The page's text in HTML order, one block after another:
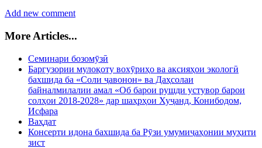
Add new comment
More Articles...
Семинари бозомӯзӣ
Баргузории мулоқоту вохӯриҳо ва аксияҳои экологӣ
бахшида ба «Соли ҷавонон» ва Даҳсолаи
байналмилалии амал «Об барои рушди устувор барои
солҳои 2018-2028» дар шаҳрҳои Хуҷанд, Конибодом,
Исфара
Ваҳдат
Консерти идона бахшида ба Рӯзи умумиҷаҳонии муҳити
зист